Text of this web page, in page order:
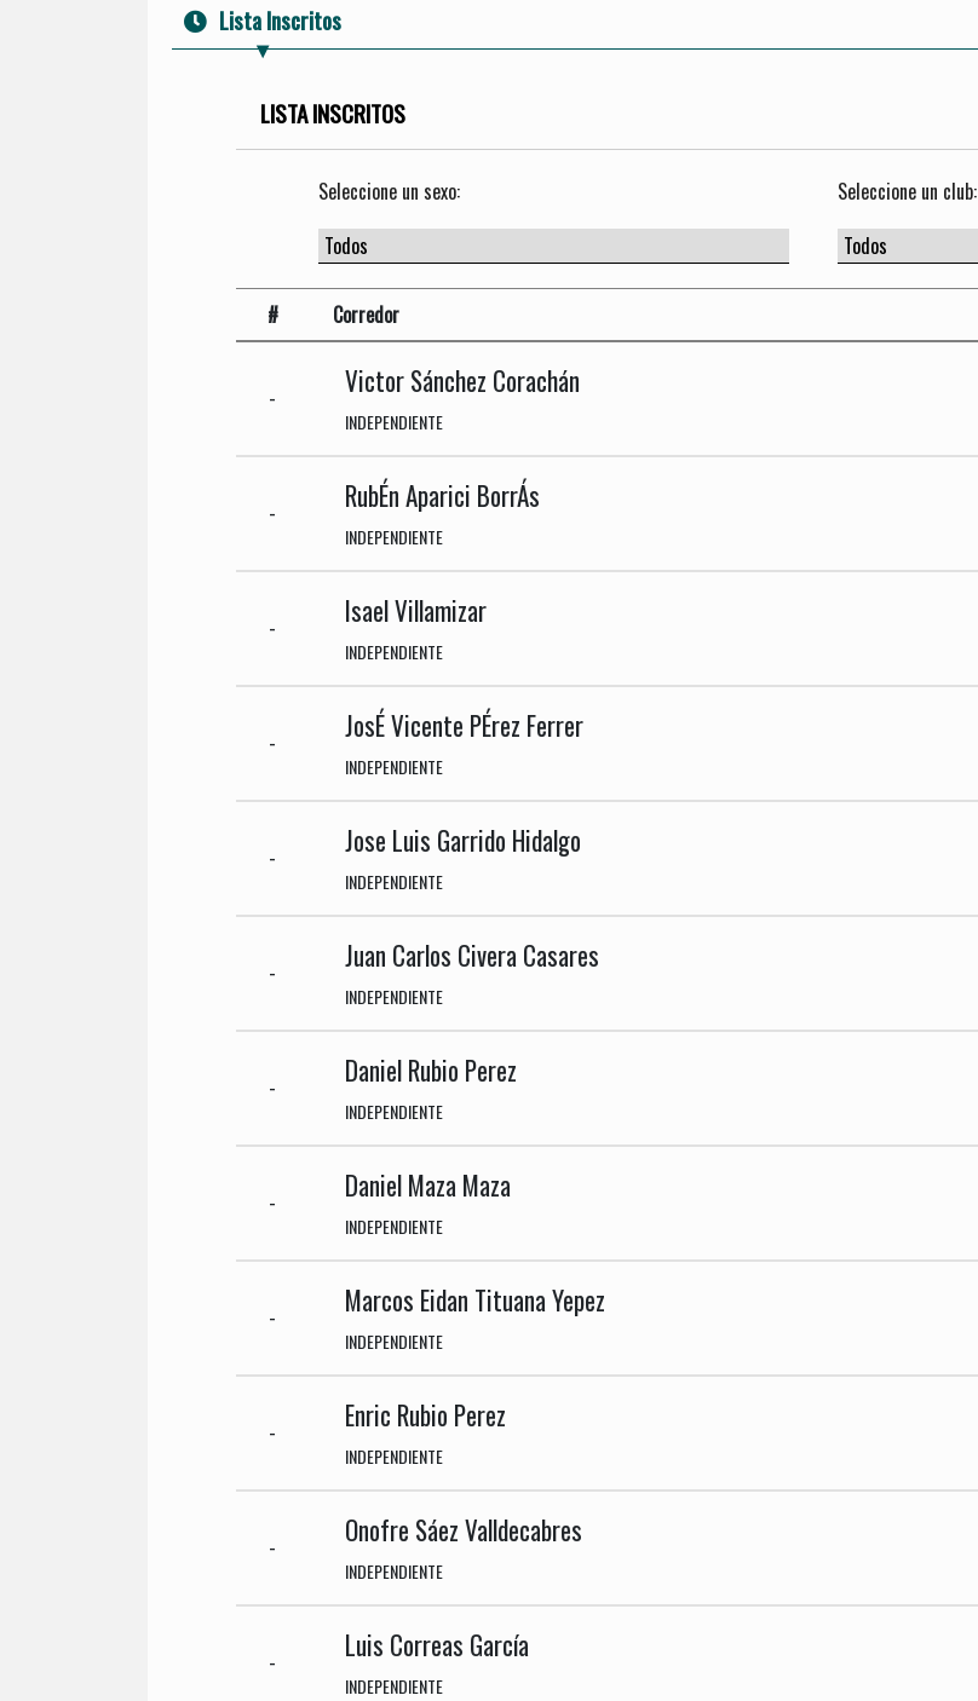
Lista Inscritos
LISTA INSCRITOS
Seleccione un sexo: Seleccione un club:
# Corredor
- Victor Sánchez Corachán
INDEPENDIENTE
- RubÉn Aparici BorrÁs
INDEPENDIENTE
- Isael Villamizar
INDEPENDIENTE
- JosÉ Vicente PÉrez Ferrer
INDEPENDIENTE
- Jose Luis Garrido Hidalgo
INDEPENDIENTE
- Juan Carlos Civera Casares
INDEPENDIENTE
- Daniel Rubio Perez
INDEPENDIENTE
- Daniel Maza Maza
INDEPENDIENTE
- Marcos Eidan Tituana Yepez
INDEPENDIENTE
- Enric Rubio Perez
INDEPENDIENTE
- Onofre Sáez Valldecabres
INDEPENDIENTE
- Luis Correas García
INDEPENDIENTE